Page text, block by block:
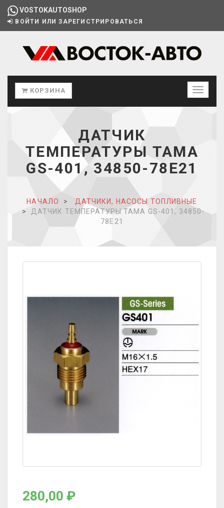
VOSTOKAUTOSHOP
ВОЙТИ ИЛИ ЗАРЕГИСТРИРОВАТЬСЯ
КОРЗИНА
ДАТЧИК
ТЕМПЕРАТУРЫ TAMA
GS-401, 34850-78E21
НАЧАЛО
ДАТЧИКИ, НАСОСЫ ТОПЛИВНЫЕ
ДАТЧИК ТЕМПЕРАТУРЫ TAMA GS-401, 34850-
78E21
280,00 ₽